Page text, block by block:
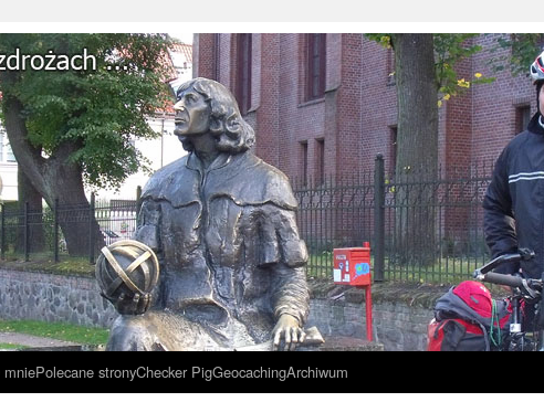
mniePolecane stronyChecker PigGeocachingArchiwum